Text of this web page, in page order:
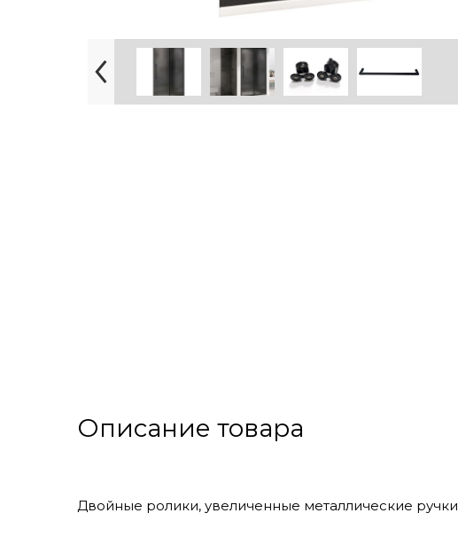
Описание товара
Двойные ролики, увеличенные металлические ручки